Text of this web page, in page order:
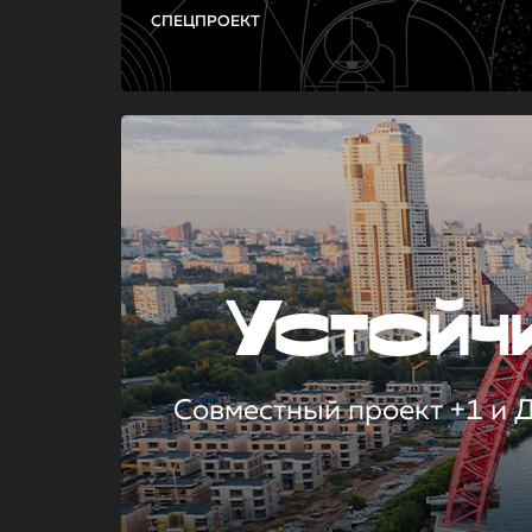
СПЕЦПРОЕКТ
Совместный проект +1 и